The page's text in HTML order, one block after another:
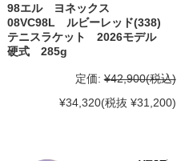
98エル ヨネックス
08VC98L ルビーレッド(338)
テニスラケット 2026モデル
硬式 285g
定価: ¥42,900(税込)
¥34,320(税抜 ¥31,200)